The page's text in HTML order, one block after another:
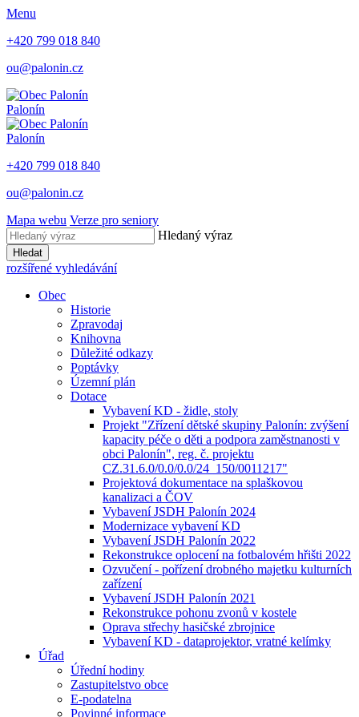
Menu
+420 799 018 840
ou@palonin.cz
Palonín
Palonín
+420 799 018 840
ou@palonin.cz
Mapa webu Verze pro seniory
Hledaný výraz
Hledat
rozšířené vyhledávání
Obec
Historie
Zpravodaj
Knihovna
Důležité odkazy
Poptávky
Územní plán
Dotace
Vybavení KD - židle, stoly
Projekt "Zřízení dětské skupiny Palonín: zvýšení
kapacity péče o děti a podpora zaměstnanosti v
obci Palonín", reg. č. projektu
CZ.31.6.0/0.0/0.0/24_150/0011217"
Projektová dokumentace na splaškovou
kanalizaci a ČOV
Vybavení JSDH Palonín 2024
Modernizace vybavení KD
Vybavení JSDH Palonín 2022
Rekonstrukce oplocení na fotbalovém hřišti 2022
Ozvučení - pořízení drobného majetku kulturních
zařízení
Vybavení JSDH Palonín 2021
Rekonstrukce pohonu zvonů v kostele
Oprava střechy hasičské zbrojnice
Vybavení KD - dataprojektor, vratné kelímky
Úřad
Úřední hodiny
Zastupitelstvo obce
E-podatelna
Povinné informace